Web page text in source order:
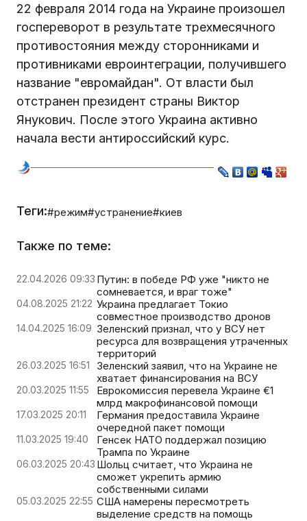
22 февраля 2014 года на Украине произошел
госпереворот в результате трехмесячного
противостояния между сторонниками и
противниками евроинтеграции, получившего
название "евромайдан". От власти был
отстранен президент страны Виктор
Янукович. После этого Украина активно
начала вести антироссийский курс.
Теги:#режим#устранение#киев
Также по теме:
22.04.2026 09:33 Путин: в победе РФ уже "никто не
сомневается, и враг тоже"
04.08.2025 21:22 Украина предлагает Токио
совместное производство дронов
14.04.2025 16:09 Зеленский признал, что у ВСУ нет
ресурса для возвращения утраченных
территорий
26.03.2025 16:51
Зеленский заявил, что на Украине не
хватает финансирования на ВСУ
20.03.2025 11:55
Еврокомиссия перевела Украине €1
млрд макрофинансовой помощи
17.03.2025 20:11
Германия предоставила Украине
очередной пакет помощи
11.03.2025 19:40
Генсек НАТО поддержал позицию
Трампа по Украине
06.03.2025 20:43 Шольц считает, что Украина не
сможет укрепить армию
собственными силами
05.03.2025 22:55 США намерены пересмотреть
выделение средств на помощь